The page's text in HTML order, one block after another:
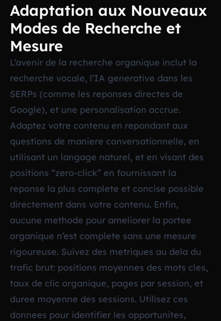
Adaptation aux Nouveaux
Modes de Recherche et
Mesure
L’avenir de la recherche organique inclut la
recherche vocale, l’IA generative dans les
SERPs (comme les reponses directes de
Google), et une personalisation accrue.
Adaptez votre contenu en repondant aux
questions de maniere conversationnelle, en
utilisant un langage naturel, et en visant des
positions “zero-click” en fournissant la
reponse la plus complete et concise possible
directement dans votre contenu. Enfin,
aucune methode pour ameliorer la portee
organique n’est complete sans une mesure
rigoureuse. Suivez des metriques au dela du
trafic brut: positions moyennes des mots cles,
taux de clic organique, pages par session, et
duree moyenne des sessions. Utilisez ces
donnees pour identifier les opportunites,